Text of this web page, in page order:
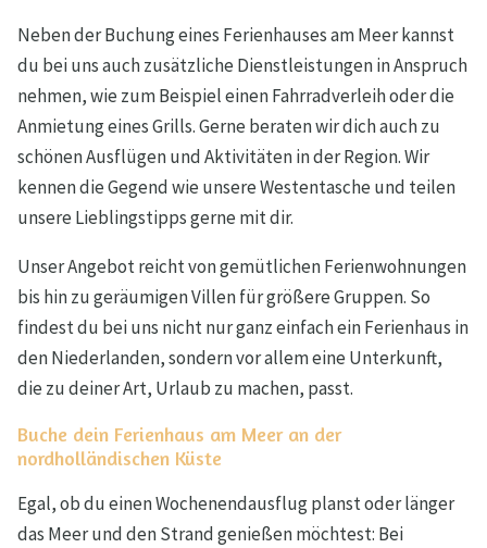
Neben der Buchung eines Ferienhauses am Meer kannst
du bei uns auch zusätzliche Dienstleistungen in Anspruch
nehmen, wie zum Beispiel einen Fahrradverleih oder die
Anmietung eines Grills. Gerne beraten wir dich auch zu
schönen Ausflügen und Aktivitäten in der Region. Wir
kennen die Gegend wie unsere Westentasche und teilen
unsere Lieblingstipps gerne mit dir.
Unser Angebot reicht von gemütlichen Ferienwohnungen
bis hin zu geräumigen Villen für größere Gruppen. So
findest du bei uns nicht nur ganz einfach ein Ferienhaus in
den Niederlanden, sondern vor allem eine Unterkunft,
die zu deiner Art, Urlaub zu machen, passt.
Buche dein Ferienhaus am Meer an der
nordholländischen Küste
Egal, ob du einen Wochenendausflug planst oder länger
das Meer und den Strand genießen möchtest: Bei